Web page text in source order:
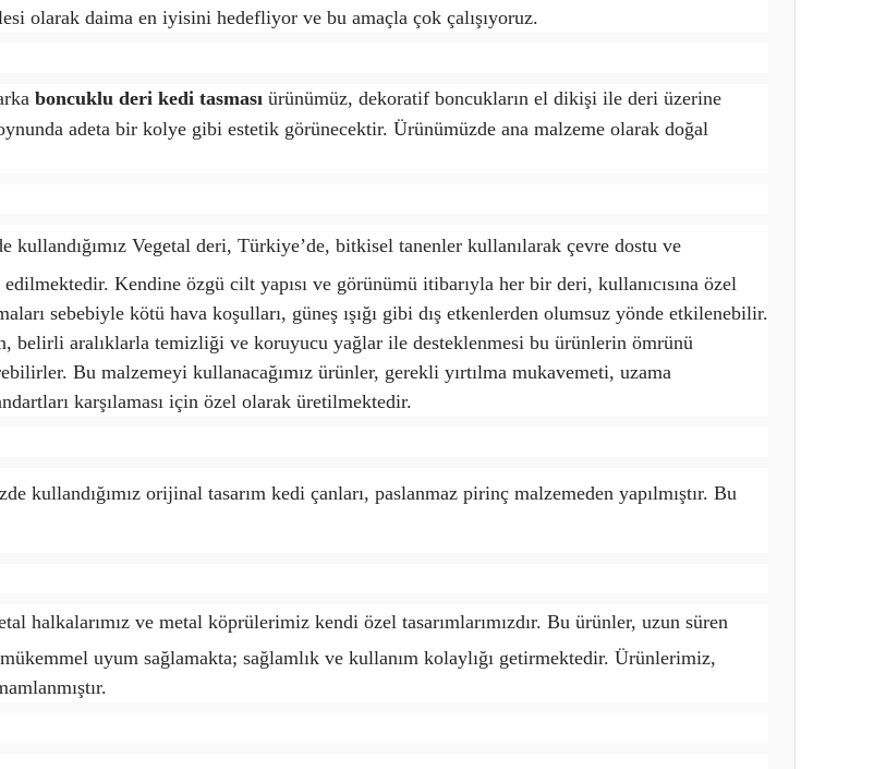
olarak daima en iyisini hedefliyor ve bu amaçla çok çalışıyoruz.
boncuklu deri kedi tasması ürünümüz, dekoratif boncukların el dikişi ile deri üzerine
adeta bir kolye gibi estetik görünecektir. Ürünümüzde ana malzeme olarak doğal
kullandığımız Vegetal deri, Türkiye’de, bitkisel tanenler kullanılarak çevre dostu ve
Kendine özgü cilt yapısı ve görünümü itibarıyla her bir deri, kullanıcısına özel
sebebiyle kötü hava koşulları, güneş ışığı gibi dış etkenlerden olumsuz yönde etkilenebilir.
belirli aralıklarla temizliği ve koruyucu yağlar ile desteklenmesi bu ürünlerin ömrünü
Bu malzemeyi kullanacağımız ürünler, gerekli yırtılma mukavemeti, uzama
karşılaması için özel olarak üretilmektedir.
kullandığımız orijinal tasarım kedi çanları, paslanmaz pirinç malzemeden yapılmıştır. Bu
halkalarımız ve metal köprülerimiz kendi özel tasarımlarımızdır. Bu ürünler, uzun süren
uyum sağlamakta; sağlamlık ve kullanım kolaylığı getirmektedir. Ürünlerimiz,